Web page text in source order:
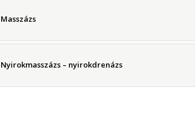
Masszázs
Nyirokmasszázs – nyirokdrenázs